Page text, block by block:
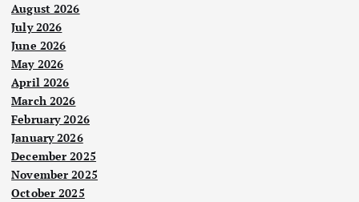
August 2026
July 2026
June 2026
May 2026
April 2026
March 2026
February 2026
January 2026
December 2025
November 2025
October 2025